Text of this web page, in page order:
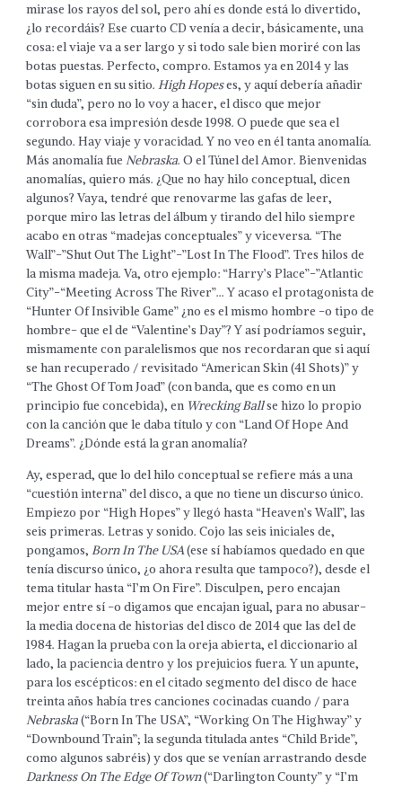
mirase los rayos del sol, pero ahí es donde está lo divertido,
¿lo recordáis? Ese cuarto CD venía a decir, básicamente, una
cosa: el viaje va a ser largo y si todo sale bien moriré con las
botas puestas. Perfecto, compro. Estamos ya en 2014 y las
botas siguen en su sitio.High Hopeses, y aquí debería añadir
“sin duda”, pero no lo voy a hacer, el disco que mejor
corrobora esa impresión desde 1998. O puede que sea el
segundo. Hay viaje y voracidad. Y no veo en él tanta anomalía.
Más anomalía fueNebraska. O el Túnel del Amor. Bienvenidas
anomalías, quiero más. ¿Que no hay hilo conceptual, dicen
algunos? Vaya, tendré que renovarme las gafas de leer,
porque miro las letras del álbum y tirando del hilo siempre
acabo en otras “madejas conceptuales” y viceversa. “The
Wall”-”Shut Out The Light”-”Lost In The Flood”. Tres hilos de
la misma madeja. Va, otro ejemplo: “Harry’s Place”-”Atlantic
City”-“Meeting Across The River”… Y acaso el protagonista de
“Hunter Of Insivible Game” ¿no es el mismo hombre -o tipo de
hombre- que el de “Valentine’s Day”? Y así podríamos seguir,
mismamente con paralelismos que nos recordaran que si aquí
se han recuperado / revisitado “American Skin (41 Shots)” y
“The Ghost Of Tom Joad” (con banda, que es como en un
principio fue concebida), en Wrecking Ballse hizo lo propio
con la canción que le daba título y con “Land Of Hope And
Dreams”. ¿Dónde está la gran anomalía?
Ay, esperad, que lo del hilo conceptual se refiere más a una
“cuestión interna” del disco, a que no tiene un discurso único.
Empiezo por “High Hopes” y llegó hasta “Heaven’s Wall”, las
seis primeras. Letras y sonido. Cojo las seis iniciales de,
pongamos,Born In The USA(ese sí habíamos quedado en que
tenía discurso único, ¿o ahora resulta que tampoco?), desde el
tema titular hasta “I’m On Fire”. Disculpen, pero encajan
mejor entre sí -o digamos que encajan igual, para no abusar-
la media docena de historias del disco de 2014 que las del de
1984. Hagan la prueba con la oreja abierta, el diccionario al
lado, la paciencia dentro y los prejuicios fuera. Y un apunte,
para los escépticos: en el citado segmento del disco de hace
treinta años había tres canciones cocinadas cuando / para
Nebraska(“Born In The USA”, “Working On The Highway” y
“Downbound Train”; la segunda titulada antes “Child Bride”,
como algunos sabréis) y dos que se venían arrastrando desde
Darkness On The Edge Of Town(“Darlington County” y “I’m